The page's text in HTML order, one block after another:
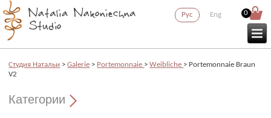
Рус Eng 0
Cтудия Натальи >Galerie > Portemonnaie >Weibliche > Portemonnaie Braun
V2
Категории